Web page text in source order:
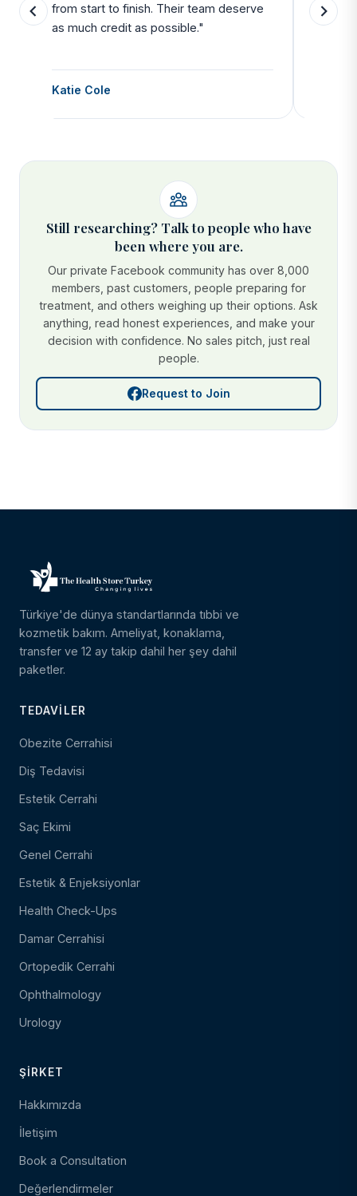
from start to finish. Their team deserve
as much credit as possible."
Katie Cole
side
Still researching? Talk to people who have
been where you are.
Our private Facebook community has over 8,000
members, past customers, people preparing for
treatment, and others weighing up their options. Ask
anything, read honest experiences, and make your
decision with confidence. No sales pitch, just real
people.
Request to Join
Türkiye'de dünya standartlarında tıbbi ve
kozmetik bakım. Ameliyat, konaklama,
transfer ve 12 ay takip dahil her şey dahil
paketler.
TEDAVILER
Obezite Cerrahisi
Diş Tedavisi
Estetik Cerrahi
Saç Ekimi
Genel Cerrahi
Estetik & Enjeksiyonlar
Health Check-Ups
Damar Cerrahisi
Ortopedik Cerrahi
Ophthalmology
Urology
ŞIRKET
Hakkımızda
İletişim
Book a Consultation
Değerlendirmeler